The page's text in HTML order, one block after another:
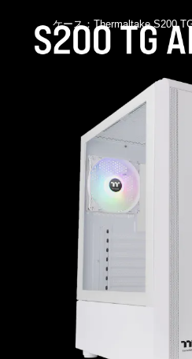
ケース：Thermaltake S200